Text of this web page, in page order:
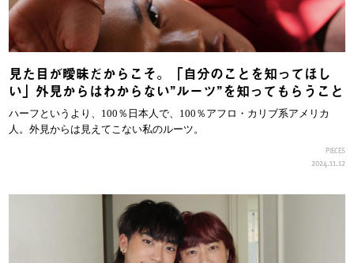
見た目が曖昧だからこそ。「自分のことを知ってほし
い」外見からはわからない”ルーツ”を知ってもらうこと
ハーフというより、100％日本人で、100％アフロ・カリブ系アメリカ
人。外見からは見えてこない私のルーツ。
PIECES
2024.11.12